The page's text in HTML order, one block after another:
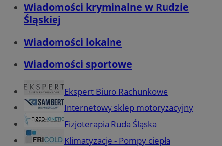
Wiadomości kryminalne w Rudzie
Śląskiej
Wiadomości lokalne
Wiadomości sportowe
Ekspert Biuro Rachunkowe
Internetowy sklep motoryzacyjny
Fizjoterapia Ruda Śląska
Klimatyzacje - Pompy ciepła